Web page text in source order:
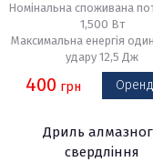
Номінальна споживана
1,500 Вт
Максимальна енергія
удару 12,5 Дж
400 грн
Дриль
свердління